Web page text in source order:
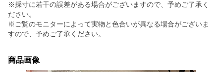
※採寸に若干の誤差がある場合がございますので、予めご了承く
ださい。
※ご覧のモニターによって実物と色合いが異なる場合がございま
すので、予めご了承ください。
商品画像